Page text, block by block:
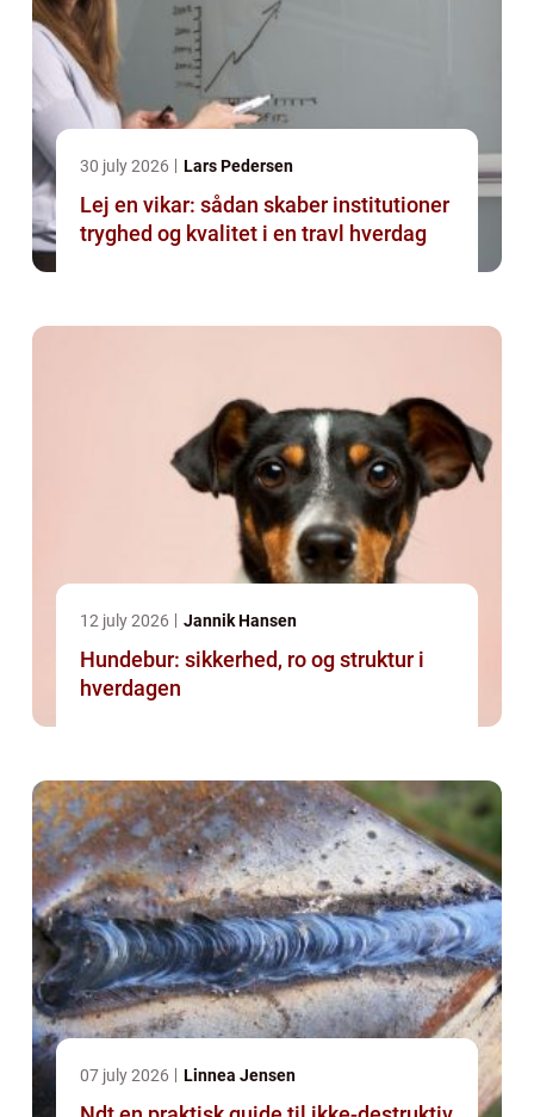
30 july 2026 Lars Pedersen
Lej en vikar: sådan skaber institutioner
tryghed og kvalitet i en travl hverdag
12 july 2026 Jannik Hansen
Hundebur: sikkerhed, ro og struktur i
hverdagen
07 july 2026 Linnea Jensen